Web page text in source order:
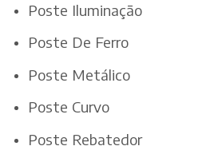
Poste Iluminação
Poste De Ferro
Poste Metálico
Poste Curvo
Poste Rebatedor